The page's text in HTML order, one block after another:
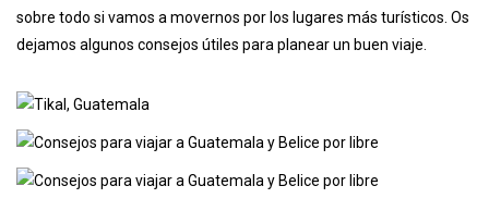
sobre todo si vamos a movernos por los lugares más turísticos. Os
dejamos algunos consejos útiles para planear un buen viaje.